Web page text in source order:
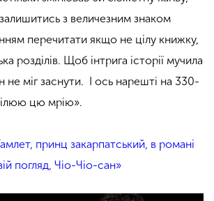
з величезним знаком
перечитати якщо не цілу книжку,
розділів. Щоб інтрига історії мучила
не міг заснути. І ось нарешті на 330-
цю мрію».
принц закарпатський, в романі
погляд, Чіо-Чіо-сан»